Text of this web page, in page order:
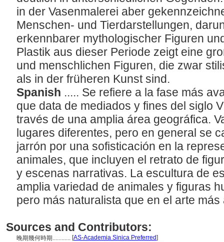
in der Vasenmalerei aber
Menschen- und Tierdarstellungen,
erkennbarer mythologischer Figuren
Plastik aus dieser Periode zeigt eine
und menschlichen Figuren, die zwar
als in der früheren Kunst sind.
Spanish ..... Se refiere a la fase más
que data de mediados y fines del siglo
través de una amplia área geográfica.
lugares diferentes, pero en general se
jarrón por una sofisticación en la
animales, que incluyen el retrato de
y escenas narrativas. La escultura de
amplia variedad de animales y figuras
pero más naturalista que en el arte
Sources and Contributors:
晚期幾何時期............ [AS-Academia Sinica Preferred]